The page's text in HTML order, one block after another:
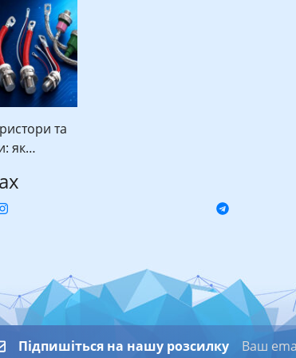
та
як…
Підпишіться на нашу розсилку